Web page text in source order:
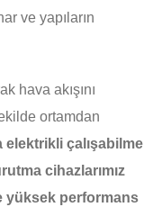
ve yapıların
hava akışını
ortamdan
elektrikli çalışabilme
cihazlarımız
yüksek performans